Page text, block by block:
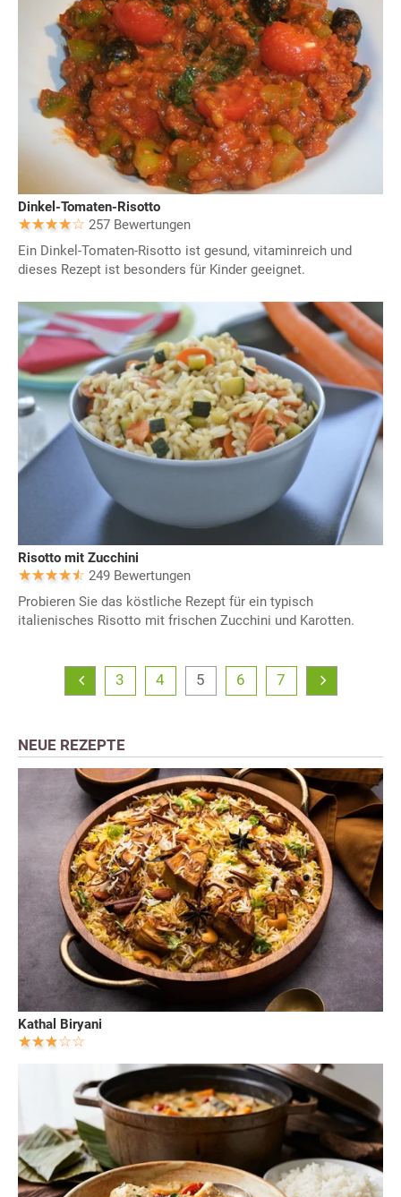
Dinkel-Tomaten-Risotto
257 Bewertungen
Ein Dinkel-Tomaten-Risotto ist gesund, vitaminreich und
dieses Rezept ist besonders für Kinder geeignet.
Risotto mit Zucchini
249 Bewertungen
Probieren Sie das köstliche Rezept für ein typisch
italienisches Risotto mit frischen Zucchini und Karotten.
3 4 5 6 7
NEUE REZEPTE
Kathal Biryani